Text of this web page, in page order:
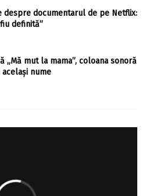
despre documentarul de pe Netflix:
definită”
„Mă mut la mama”, coloana sonoră
nume